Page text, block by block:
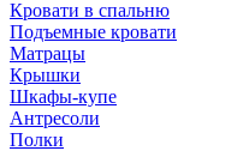
Кровати в спальню
Подъемные кровати
Матрацы
Крышки
Шкафы-купе
Антресоли
Полки